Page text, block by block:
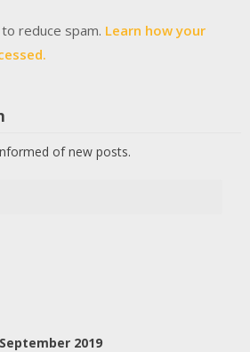
reduce spam. Learn how your
of new posts.
September 2019